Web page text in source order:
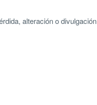
alteración o divulgación